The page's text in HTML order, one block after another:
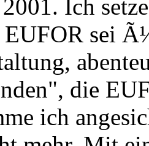
Ich
EUFOR sei
die
ich